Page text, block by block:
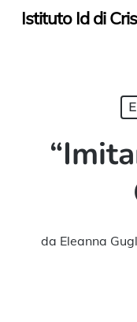
SkipIstituto Id di
da Eleanna